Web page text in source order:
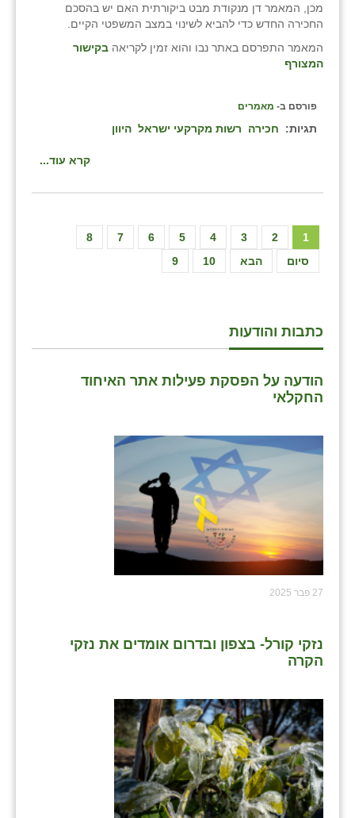
מכן, המאמר דן מנקודת מבט ביקורתית האם יש בהסכם
החכירה החדש כדי להביא לשינוי במצב המשפטי הקיים.
המאמר התפרסם באתר נבו והוא זמין לקריאה בקישור
המצורף
פורסם ב- מאמרים
תגיות: חכירה רשות מקרקעי ישראל היוון
קרא עוד...
1
2
3
4
5
6
7
8
9
10 הבא סיום
כתבות והודעות
הודעה על הפסקת פעילות אתר האיחוד
החקלאי
27 פבר 2025
נזקי קורל- בצפון ובדרום אומדים את נזקי
הקרה